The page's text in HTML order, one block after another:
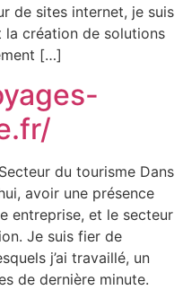
de sites internet, je suis
la création de solutions
[…]
du tourisme Dans
avoir une présence
entreprise, et le secteur
Je suis fier de
j’ai travaillé, un
de dernière minute.